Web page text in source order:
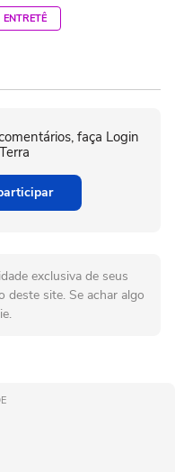
ENTRETÊ
faça Login
exclusiva de seus
deste site. Se achar algo